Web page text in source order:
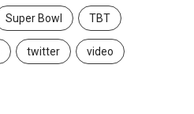
Super Bowl TBT
twitter video